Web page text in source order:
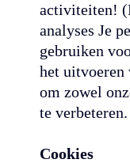
activiteiten!
analyses Je
gebruiken
het uitvoeren
om zowel
te verbeteren.
Cookies